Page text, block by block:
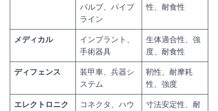
バルブ、パイプ
ライン
性、耐食性
メディカル
インプラント、
手術器具
生体適合性、強
度、耐食性
ディフェンス
装甲車、兵器シ
ステム
靭性、耐摩耗
性、強度
エレクトロニク
コネクタ、ハウ
寸法安定性、耐